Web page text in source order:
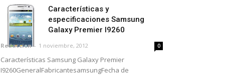
Características y
especificaciones Samsung
Galaxy Premier I9260
Redaccion - 1 noviembre, 2012 0
Características Samsung Galaxy Premier
I9260GeneralFabricantesamsungFecha de